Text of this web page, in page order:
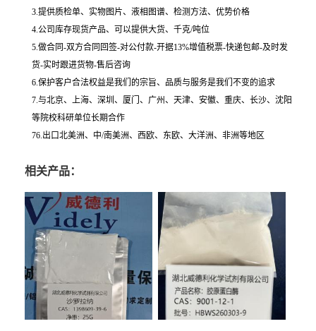
3.提供质检单、实物图片、液相图谱、检测方法、优势价格
4.公司库存现货产品、可以提供大货、千克/吨位
5.做合同-双方合同回签-对公付款-开据13%增值税票-快递包邮-及时发
货-实时跟进货物-售后咨询
6.保护客户合法权益是我们的宗旨、品质与服务是我们不变的追求
7.与北京、上海、深圳、厦门、广州、天津、安徽、重庆、长沙、沈阳
等院校科研单位长期合作
76.出口北美洲、中/南美洲、西欧、东欧、大洋洲、非洲等地区
相关产品：